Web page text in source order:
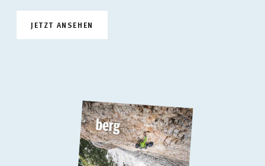
JETZT ANSEHEN